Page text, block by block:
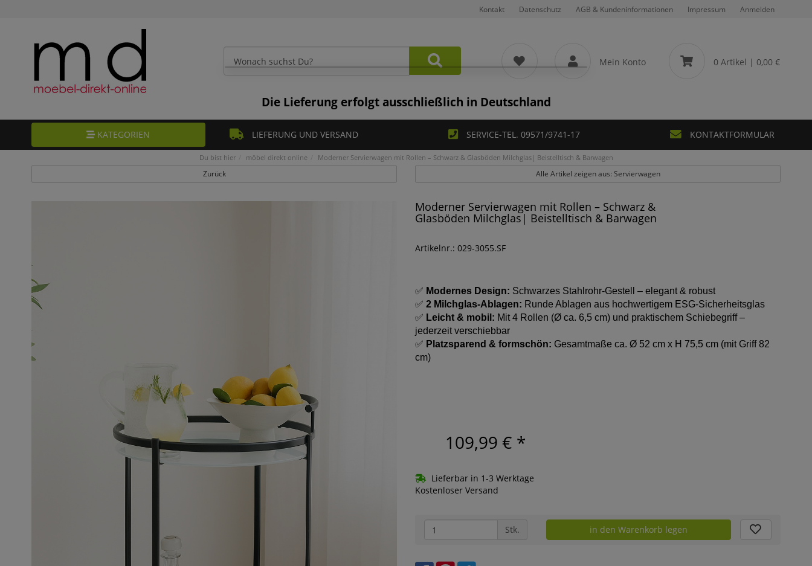
Kontakt Datenschutz AGB & Kundeninformationen Impressum Anmelden
Mein Konto 0 Artikel | 0,00 €
Die Lieferung erfolgt ausschließlich in Deutschland
KATEGORIEN LIEFERUNG UND VERSAND SERVICE-TEL. 09571/9741-17 KONTAKTFORMULAR
Du bist hier möbel direkt online Moderner Servierwagen mit Rollen – Schwarz & Glasböden Milchglas| Beistelltisch & Barwagen
Zurück Alle Artikel zeigen aus: Servierwagen
Moderner Servierwagen mit Rollen – Schwarz &
Glasböden Milchglas| Beistelltisch & Barwagen
Artikelnr.: 029-3055.SF
✅ Modernes Design: Schwarzes Stahlrohr-Gestell – elegant & robust
✅ 2 Milchglas-Ablagen: Runde Ablagen aus hochwertigem ESG-Sicherheitsglas
✅ Leicht & mobil: Mit 4 Rollen (Ø ca. 6,5 cm) und praktischem Schiebegriff –
jederzeit verschiebbar
✅ Platzsparend & formschön: Gesamtmaße ca. Ø 52 cm x H 75,5 cm (mit Griff 82
cm)
109,99 € *
Lieferbar in 1-3 Werktage
Kostenloser Versand
Stk. in den Warenkorb legen